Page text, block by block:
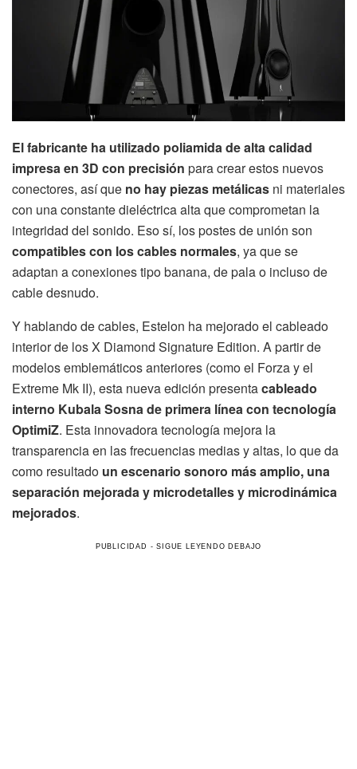
El fabricante ha utilizado poliamida de alta calidad
impresa en 3D con precisión para crear estos nuevos
conectores, así que no hay piezas metálicas ni materiales
con una constante dieléctrica alta que comprometan la
integridad del sonido. Eso sí, los postes de unión son
compatibles con los cables normales, ya que se
adaptan a conexiones tipo banana, de pala o incluso de
cable desnudo.
Y hablando de cables, Estelon ha mejorado el cableado
interior de los X Diamond Signature Edition. A partir de
modelos emblemáticos anteriores (como el Forza y el ​​
Extreme Mk II), esta nueva edición presentacableado
interno Kubala Sosna de primera línea con tecnología
OptimiZ. Esta innovadora tecnología mejora la
transparencia en las frecuencias medias y altas, lo que da
como resultado un escenario sonoro más amplio, una
separación mejorada y microdetalles y microdinámica
mejorados.